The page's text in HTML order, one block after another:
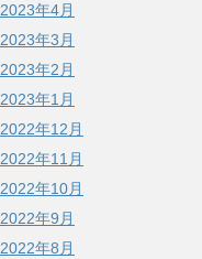
2023年4月
2023年3月
2023年2月
2023年1月
2022年12月
2022年11月
2022年10月
2022年9月
2022年8月